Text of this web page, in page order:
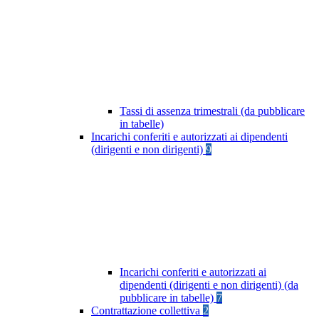
Tassi di assenza trimestrali (da pubblicare
in tabelle)
Incarichi conferiti e autorizzati ai dipendenti
(dirigenti e non dirigenti) 9
Incarichi conferiti e autorizzati ai
dipendenti (dirigenti e non dirigenti) (da
pubblicare in tabelle) 7
Contrattazione collettiva 2